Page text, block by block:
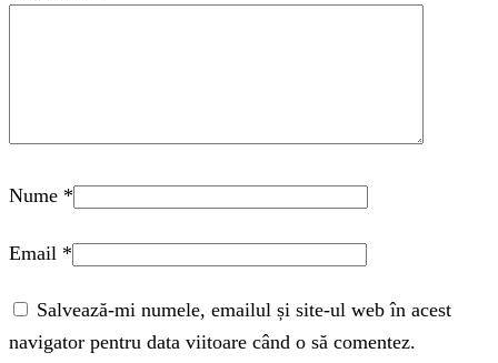
Nume *
Email *
Salvează-mi numele, emailul și site-ul web în acest
navigator pentru data viitoare când o să comentez.